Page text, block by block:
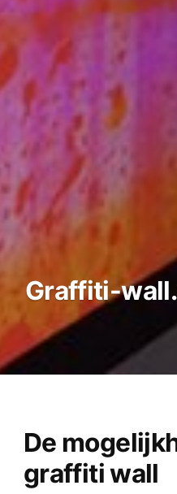
Graffiti-
De
graffiti wall